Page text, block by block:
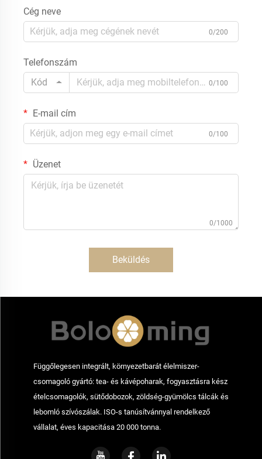
Cég neve
0/200
Telefonszám
Kód
0/100
E-mail cím
0/100
Üzenet
0/1000
Beküldés
Függőlegesen integrált, környezetbarát élelmiszer-
csomagoló gyártó: tea- és kávépoharak, fogyasztásra kész
ételcsomagolók, sütődobozok, zöldség-gyümölcs tálcák és
lebomló szívószálak. ISO-s tanúsítvánnyal rendelkező
vállalat, éves kapacitása 20 000 tonna.